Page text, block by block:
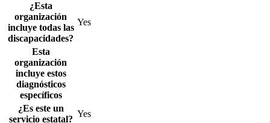
¿Esta
organización
incluye todas las
discapacidades?
Yes
Esta
organización
incluye estos
diagnósticos
específicos
¿Es este un
servicio estatal?
Yes